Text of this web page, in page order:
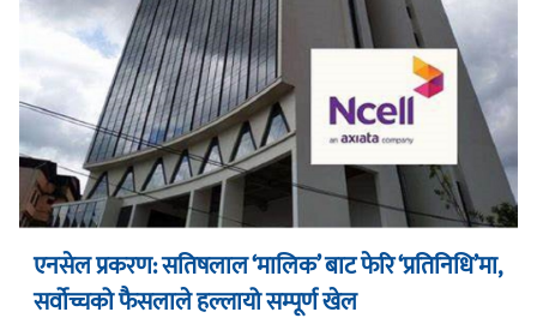
एनसेल प्रकरण: सतिषलाल ‘मालिक’ बाट फेरि ‘प्रतिनिधि’मा,
सर्वोच्चको फैसलाले हल्लायो सम्पूर्ण खेल